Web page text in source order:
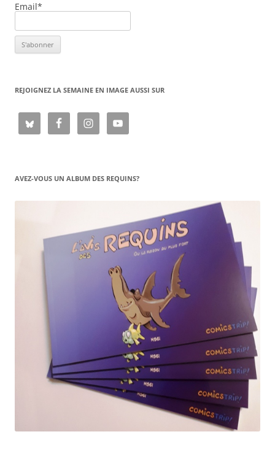
Email*
REJOIGNEZ LA SEMAINE EN IMAGE AUSSI SUR
AVEZ-VOUS UN ALBUM DES REQUINS?